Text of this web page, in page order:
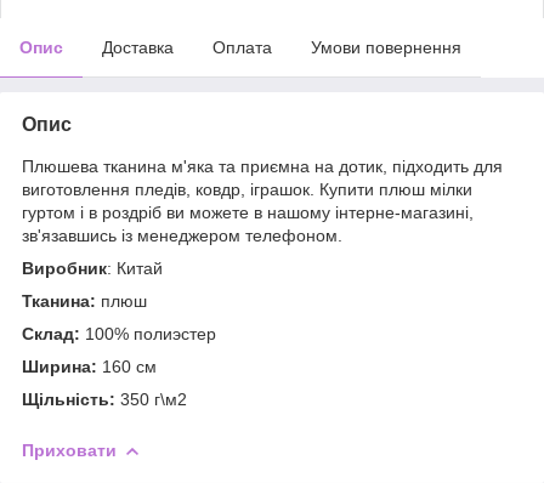
Опис Доставка Оплата Умови повернення
Опис
Плюшева тканина м'яка та приємна на дотик, підходить для
виготовлення пледів, ковдр, іграшок. Купити плюш мілки
гуртом і в роздріб ви можете в нашому інтерне-магазині,
зв'язавшись із менеджером телефоном.
Виробник: Китай
Тканина: плюш
Склад: 100% полиэстер
Ширина: 160 см
Щільність: 350 г\м2
Приховати